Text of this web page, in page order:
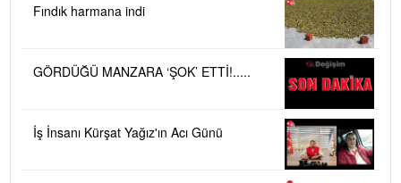
Fındık harmana indi
GÖRDÜĞÜ MANZARA ‘ŞOK’ ETTİ!.....
İş İnsanı Kürşat Yağız'ın Acı Günü